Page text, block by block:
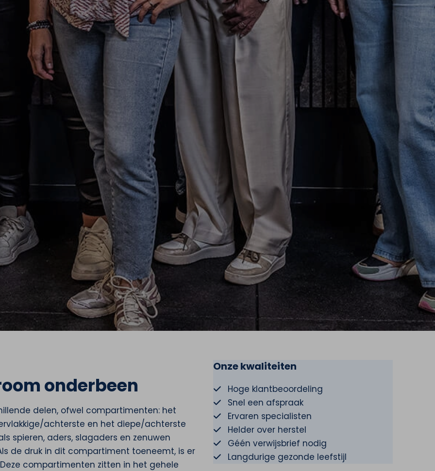
onderbeen
delen, ofwel compartimenten: het
achterste en het diepe/achterste
spieren, aders, slagaders en zenuwen
de druk in dit compartiment toeneemt, is er
compartimenten zitten in het gehele
Onze kwaliteiten
Hoge klantbeoordeling
Snel een afspraak
Ervaren specialisten
Helder over herstel
Géén verwijsbrief nodig
Langdurige gezonde leefstijl